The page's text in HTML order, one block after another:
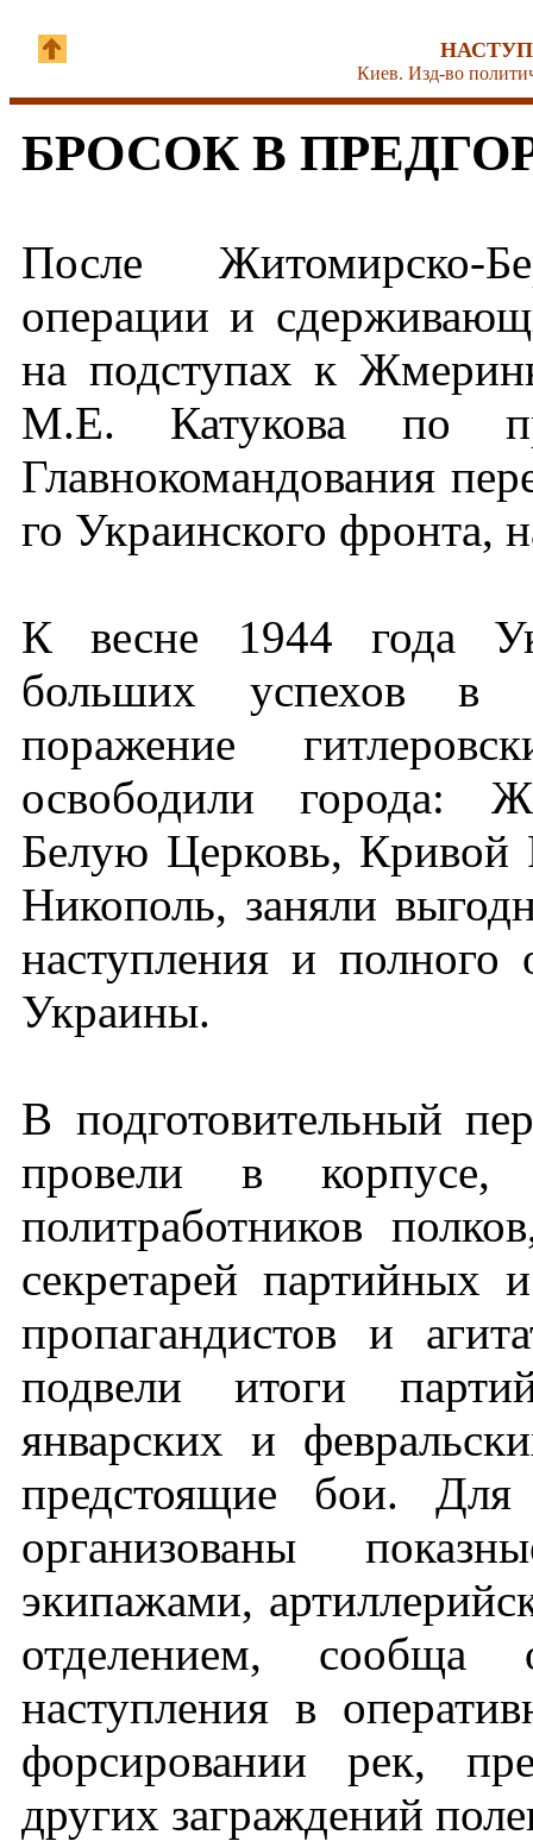
Киев. Изд-во
БРОСОК В
После Житомирско-
операции и
на подступах к
М.Е. Катукова по
Главнокомандования
го Украинского фронта,
К весне 1944 года
больших успехов в
поражение
освободили города:
Белую Церковь, Кривой
Никополь, заняли
наступления и полного
Украины.
В подготовительный
провели в корпусе,
политработников
секретарей партийных
пропагандистов и
подвели итоги
январских и
предстоящие бои. Для
организованы
экипажами,
отделением, сообща
наступления в
форсировании рек,
других заграждений